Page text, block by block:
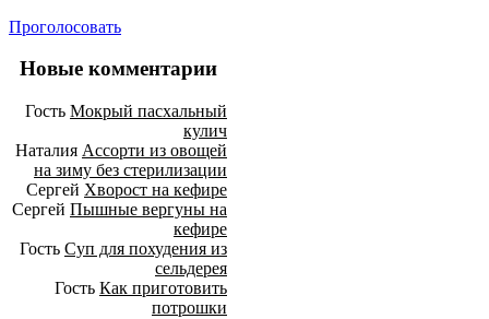
Проголосовать
Новые комментарии
Гость Мокрый пасхальный
кулич
Наталия Ассорти из овощей
на зиму без стерилизации
Сергей Хворост на кефире
Сергей Пышные вергуны на
кефире
Гость Суп для похудения из
сельдерея
Гость Как приготовить
потрошки